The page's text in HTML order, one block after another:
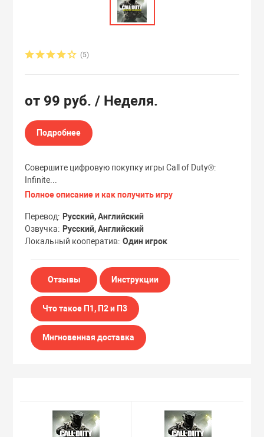
(5)
от 99 руб./ Неделя.
Подробнее
Совершите цифровую покупку игры Call of Duty®:
Infinite...
Полное описание и как получить игру
Перевод
Русский, Английский
Озвучка
Русский, Английский
Локальный кооператив Один игрок
Отзывы Инструкции
Что такое П1, П2 и П3
Мнгновенная доставка